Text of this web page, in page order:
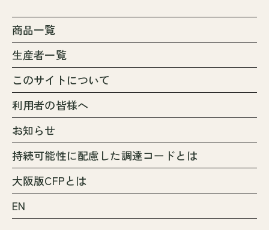
商品一覧
生産者一覧
このサイトについて
利用者の皆様へ
お知らせ
持続可能性に配慮した調達コードとは
大阪版CFPとは
EN